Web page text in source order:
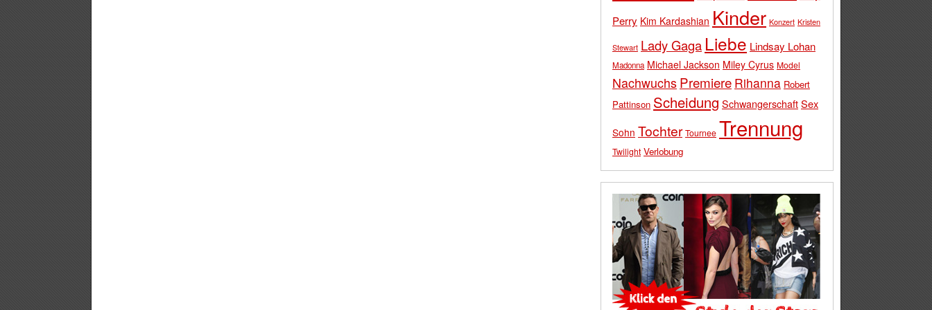
Perry Kim Kardashian Kinder Konzert Kristen
Stewart Lady Gaga Liebe Lindsay Lohan
Madonna Michael Jackson Miley Cyrus Model
Nachwuchs Premiere Rihanna Robert
Pattinson Scheidung SchwangerschaftSex
Sohn Tochter Tournee Trennung
Twilight Verlobung